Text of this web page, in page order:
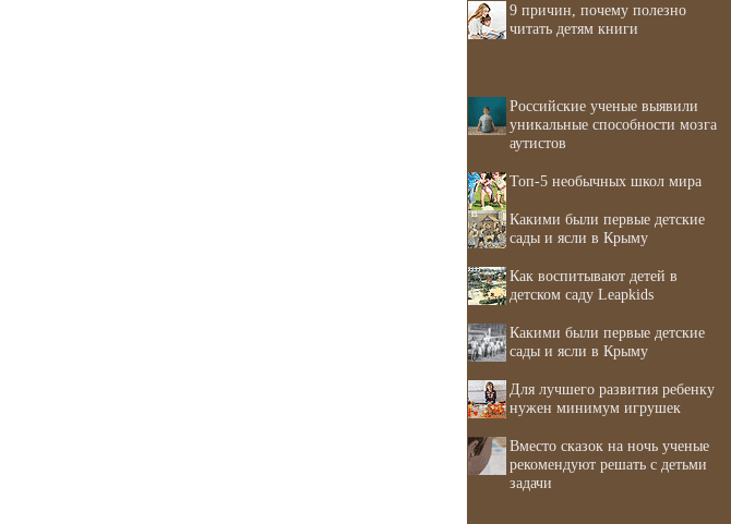
9 причин, почему полезно
читать детям книги
Российские ученые выявили
уникальные способности мозга
аутистов
Топ-5 необычных школ мира
Какими были первые детские
сады и ясли в Крыму
Как воспитывают детей в
детском саду Leapkids
Какими были первые детские
сады и ясли в Крыму
Для лучшего развития ребенку
нужен минимум игрушек
Вместо сказок на ночь ученые
рекомендуют решать с детьми
задачи